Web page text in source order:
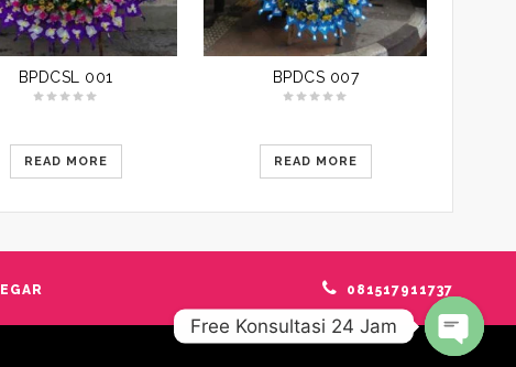
BPDCSL 001
READ MORE
BPDCS 007
READ MORE
081517911737
Free Konsultasi 24 Jam